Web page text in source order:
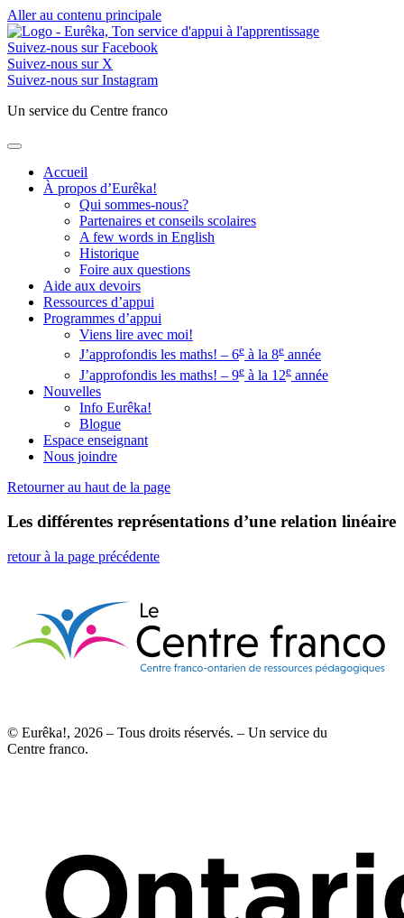
Aller au contenu principale
Suivez-nous sur Facebook
Suivez-nous sur X
Suivez-nous sur Instagram
Un service du Centre franco
Accueil
À propos d’Eurêka!
Qui sommes-nous?
Partenaires et conseils scolaires
A few words in English
Historique
Foire aux questions
Aide aux devoirs
Ressources d’appui
Programmes d’appui
Viens lire avec moi!
J’approfondis les maths! – 6e à la 8e année
J’approfondis les maths! – 9e à la 12e année
Nouvelles
Info Eurêka!
Blogue
Espace enseignant
Nous joindre
Retourner au haut de la page
Les différentes représentations d’une relation linéaire
retour à la page précédente
© Eurêka!, 2026 – Tous droits réservés. – Un service du
Centre franco.